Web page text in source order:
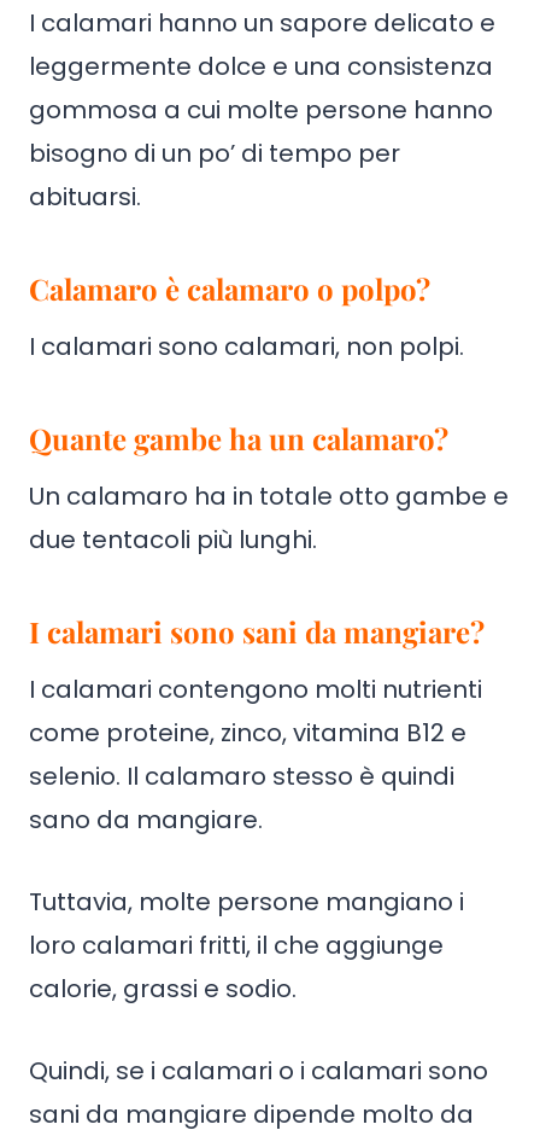
I calamari hanno un sapore delicato e
leggermente dolce e una consistenza
gommosa a cui molte persone hanno
bisogno di un po’ di tempo per
abituarsi.
Calamaro è calamaro o polpo?
I calamari sono calamari, non polpi.
Quante gambe ha un calamaro?
Un calamaro ha in totale otto gambe e
due tentacoli più lunghi.
I calamari sono sani da mangiare?
I calamari contengono molti nutrienti
come proteine, zinco, vitamina B12 e
selenio. Il calamaro stesso è quindi
sano da mangiare.
Tuttavia, molte persone mangiano i
loro calamari fritti, il che aggiunge
calorie, grassi e sodio.
Quindi, se i calamari o i calamari sono
sani da mangiare dipende molto da